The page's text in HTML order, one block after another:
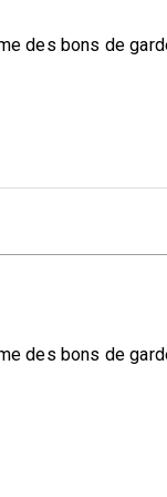
des bons de
des bons de